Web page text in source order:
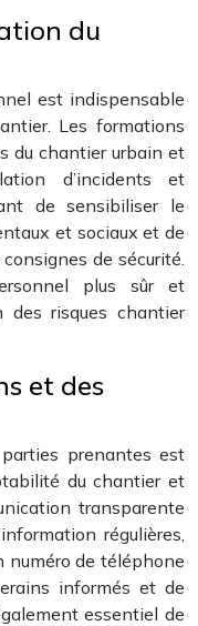
du
est indispensable
Les formations
du chantier urbain et
d’incidents et
de sensibiliser le
et sociaux et de
de sécurité.
plus sûr et
des risques chantier
et des
prenantes est
du chantier et
transparente
régulières,
numéro de téléphone
informés et de
essentiel de